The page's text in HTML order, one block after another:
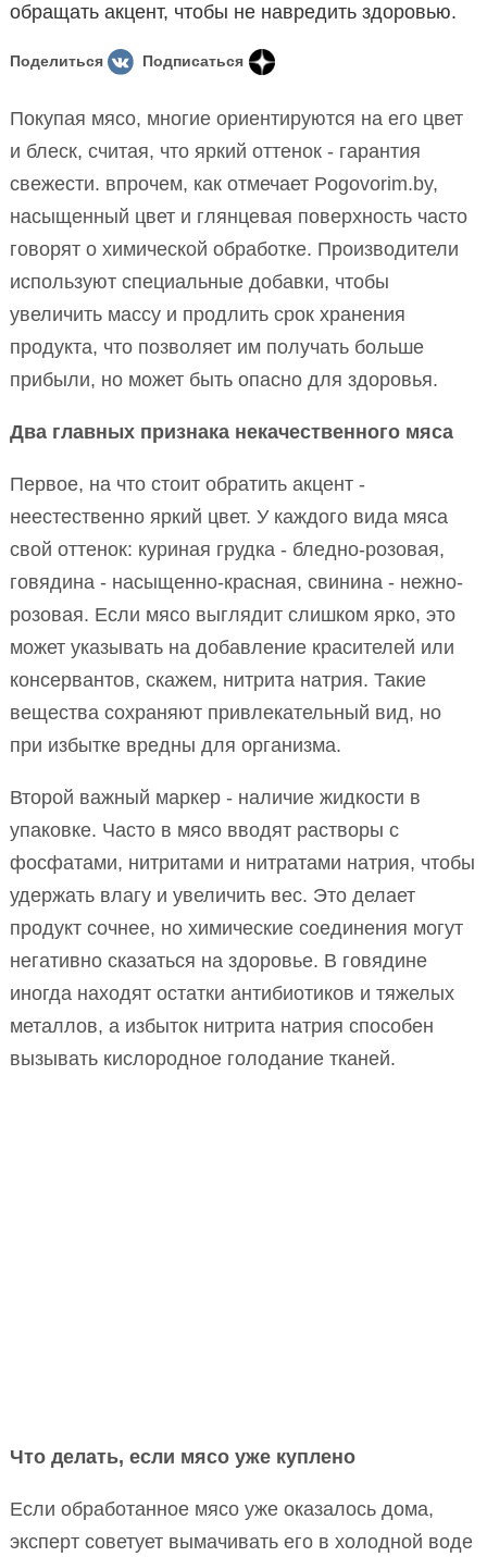
обращать акцент, чтобы не навредить здоровью.
Поделиться Подписаться
Покупая мясо, многие ориентируются на его цвет
и блеск, считая, что яркий оттенок - гарантия
свежести. впрочем, как отмечает Pogovorim.by,
насыщенный цвет и глянцевая поверхность часто
говорят о химической обработке. Производители
используют специальные добавки, чтобы
увеличить массу и продлить срок хранения
продукта, что позволяет им получать больше
прибыли, но может быть опасно для здоровья.
Два главных признака некачественного мяса
Первое, на что стоит обратить акцент -
неестественно яркий цвет. У каждого вида мяса
свой оттенок: куриная грудка - бледно-розовая,
говядина - насыщенно-красная, свинина - нежно-
розовая. Если мясо выглядит слишком ярко, это
может указывать на добавление красителей или
консервантов, скажем, нитрита натрия. Такие
вещества сохраняют привлекательный вид, но
при избытке вредны для организма.
Второй важный маркер - наличие жидкости в
упаковке. Часто в мясо вводят растворы с
фосфатами, нитритами и нитратами натрия, чтобы
удержать влагу и увеличить вес. Это делает
продукт сочнее, но химические соединения могут
негативно сказаться на здоровье. В говядине
иногда находят остатки антибиотиков и тяжелых
металлов, а избыток нитрита натрия способен
вызывать кислородное голодание тканей.
Что делать, если мясо уже куплено
Если обработанное мясо уже оказалось дома,
эксперт советует вымачивать его в холодной воде